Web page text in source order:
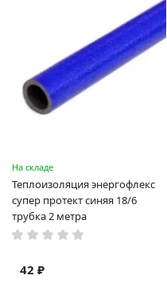
На складе
Теплоизоляция энергофлекс
супер протект синяя 18/6
трубка 2 метра
42 ₽